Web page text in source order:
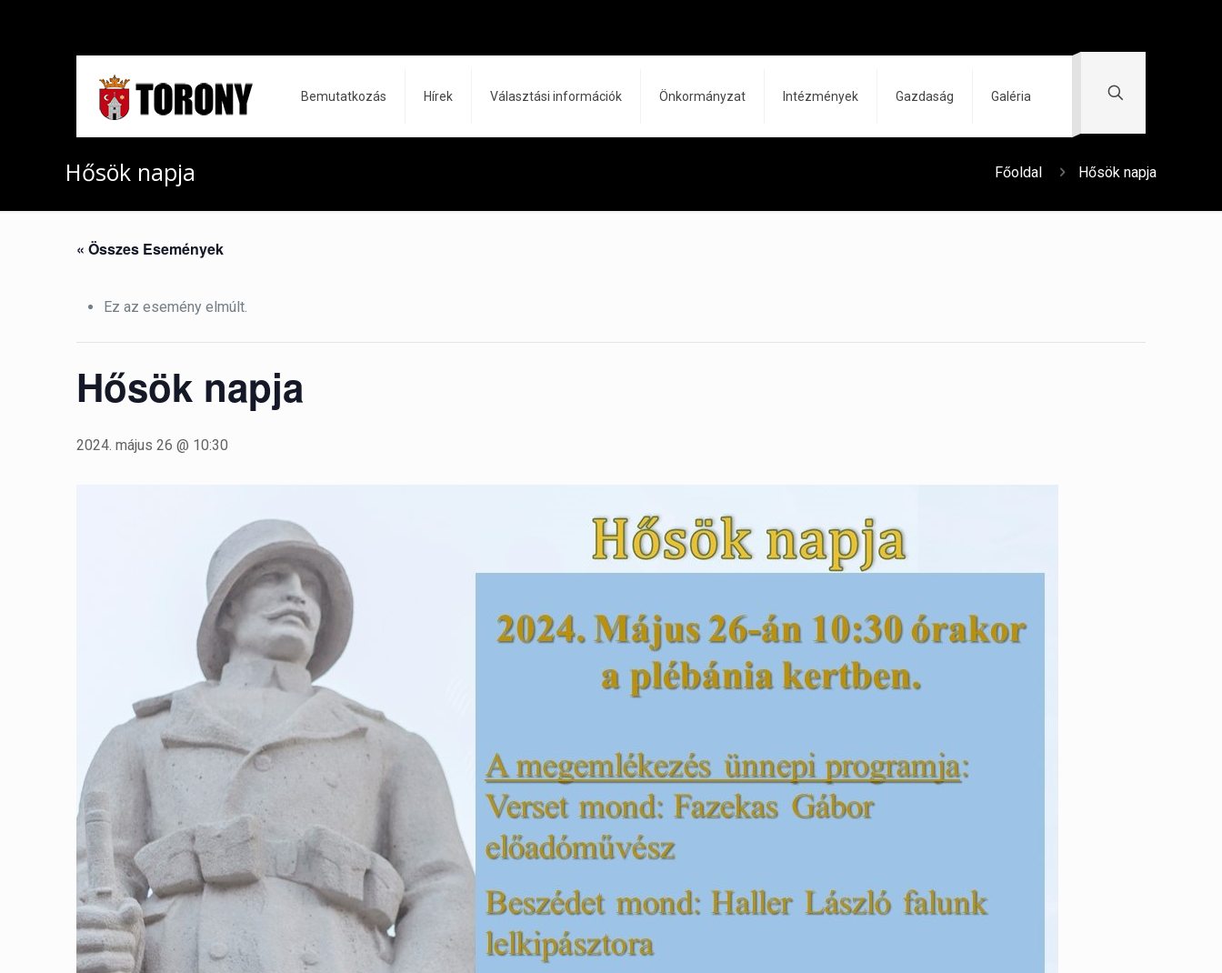
Bemutatkozás Hírek Választási információk Önkormányzat Intézmények Gazdaság Galéria
Hősök napja Főoldal Hősök napja
« Összes Események
Ez az esemény elmúlt.
Hősök napja
2024. május 26 @ 10:30